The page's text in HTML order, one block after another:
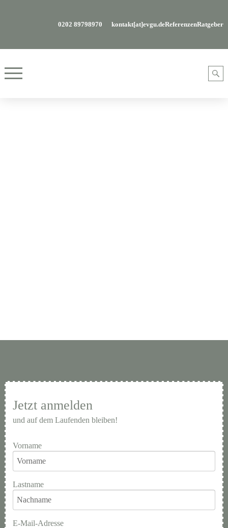
0202 89798970 kontakt[at]evgu.deReferenzenRatgeber
Jetzt anmelden
und auf dem Laufenden bleiben!
Vorname
Lastname
E-Mail-Adresse